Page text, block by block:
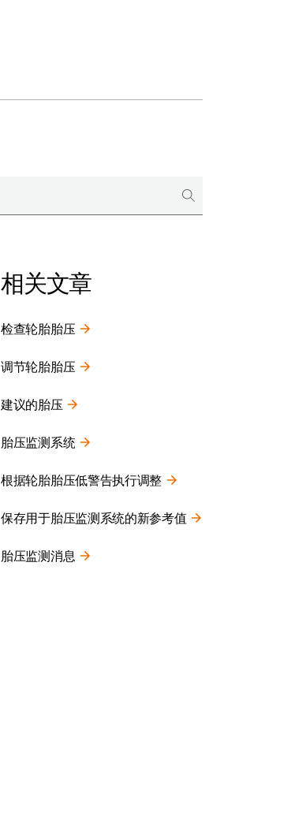
相关文章
检查轮胎胎压
调节轮胎胎压
建议的胎压
胎压监测系统
根据轮胎胎压低警告执行调整
保存用于胎压监测系统的新参考值
胎压监测消息